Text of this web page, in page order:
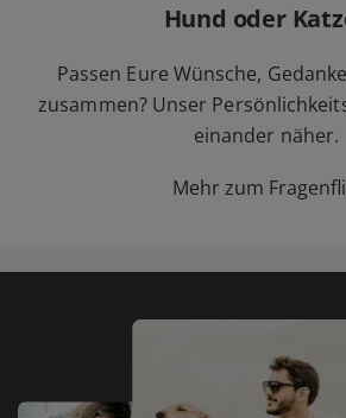
Hund oder
Passen Eure Wünsche,
zusammen? Unser
einander näher.
Mehr zum